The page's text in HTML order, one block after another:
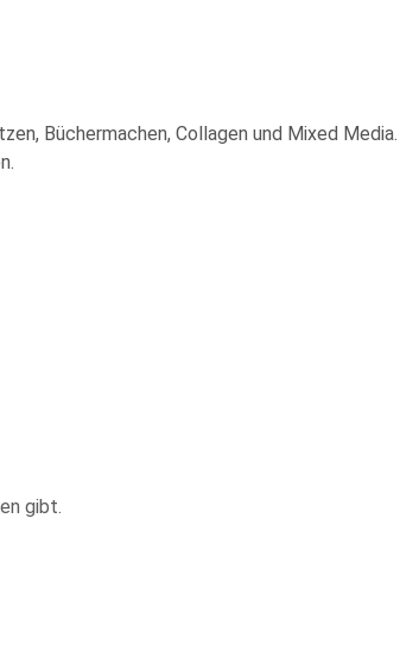
Büchermachen, Collagen und Mixed
gibt.